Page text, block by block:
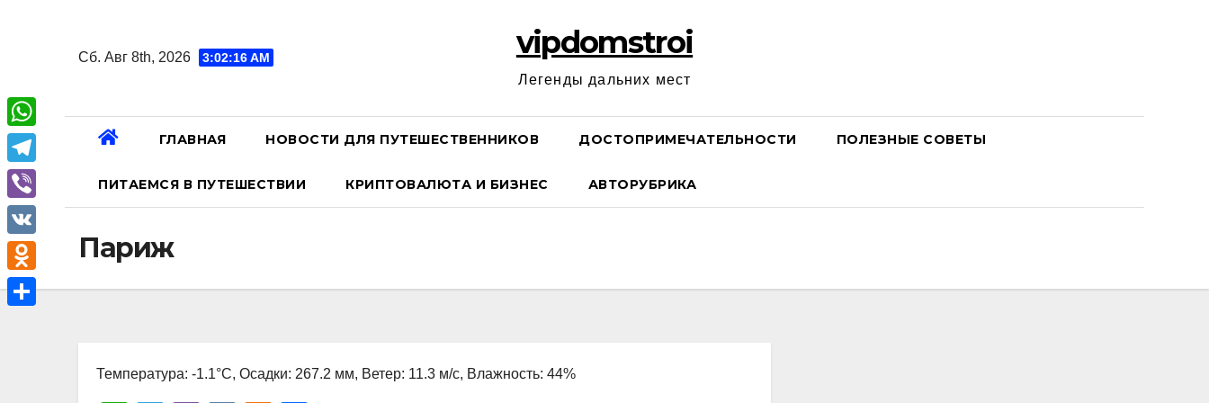
содержанию
Сб. Авг 8th, 2026 3:02:17 AM vipdomstroi
Легенды дальних мест
ГЛАВНАЯ НОВОСТИ ДЛЯ ПУТЕШЕСТВЕННИКОВ ДОСТОПРИМЕЧАТЕЛЬНОСТИ ПОЛЕЗНЫЕ СОВЕТЫ
ПИТАЕМСЯ В ПУТЕШЕСТВИИ КРИПТОВАЛЮТА И БИЗНЕС АВТОРУБРИКА
Париж
Температура: -1.1°C, Осадки: 267.2 мм, Ветер: 11.3 м/с, Влажность: 44%
W
h
a
A
T
e
l
e
g
V
i
b
e
V
K
O